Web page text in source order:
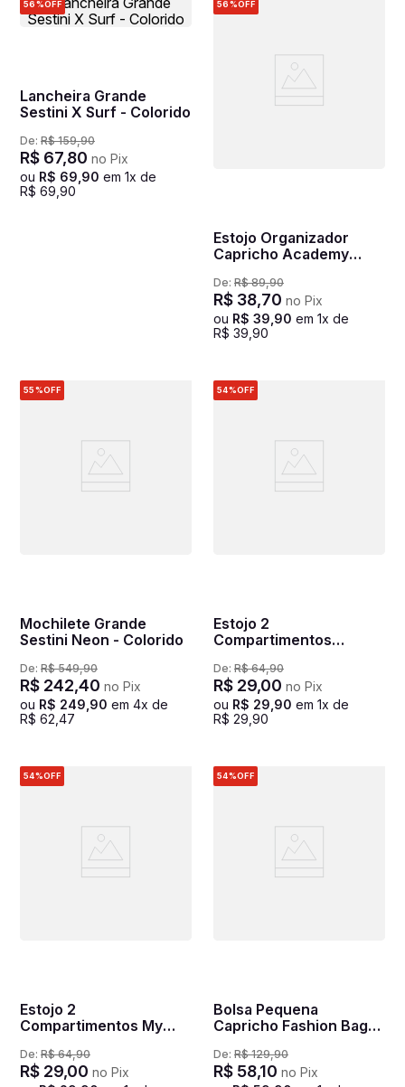
56%OFF
Lancheira Grande
Sestini X Surf - Colorido
De: R$ 159,90
R$ 67,80 no Pix
ou R$ 69 90 em 1x de
R$ 69 90
56%OFF
Estojo Organizador
Capricho Academy
De: R$ 89,90
R$ 38,70 no Pix
ou R$ 39 90 em 1x de
R$ 39 90
55%OFF
Mochilete Grande
Sestini Neon - Colorido
De: R$ 549,90
R$ 242,40 no Pix
ou R$ 249 90 em 4x de
R$ 62 47
54%OFF
Estojo 2
Compartimentos
Colorido
De: R$ 64,90
R$ 29,00 no Pix
ou R$ 29 90 em 1x de
R$ 29 90
54%OFF
Estojo 2
Compartimentos My
Colorido
De: R$ 64,90
R$ 29,00 no Pix
54%OFF
Bolsa Pequena
Capricho Fashion Bags
De: R$ 129,90
R$ 58,10 no Pix